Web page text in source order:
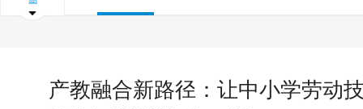
产教融合新路径：让中小学劳动